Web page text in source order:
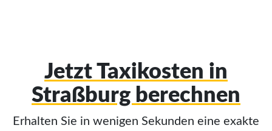
Jetzt Taxikosten in
Straßburg berechnen
Erhalten Sie in wenigen Sekunden eine exakte